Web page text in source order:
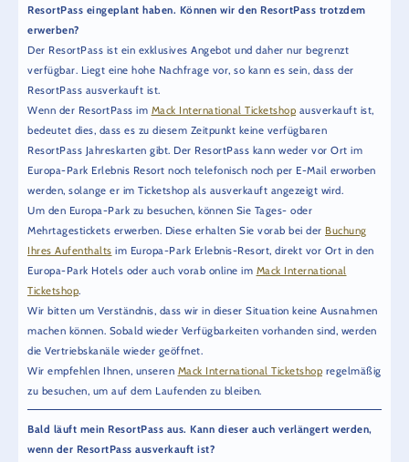
ResortPass eingeplant haben. Können wir den ResortPass trotzdem
erwerben?
Der ResortPass ist ein exklusives Angebot und daher nur begrenzt
verfügbar. Liegt eine hohe Nachfrage vor, so kann es sein, dass der
ResortPass ausverkauft ist.
Wenn der ResortPass im Mack International Ticketshop ausverkauft ist,
bedeutet dies, dass es zu diesem Zeitpunkt keine verfügbaren
ResortPass Jahreskarten gibt. Der ResortPass kann weder vor Ort im
Europa-Park Erlebnis Resort noch telefonisch noch per E-Mail erworben
werden, solange er im Ticketshop als ausverkauft angezeigt wird.
Um den Europa-Park zu besuchen, können Sie Tages- oder
Mehrtagestickets erwerben. Diese erhalten Sie vorab bei der Buchung
Ihres Aufenthalts im Europa-Park Erlebnis-Resort, direkt vor Ort in den
Europa-Park Hotels oder auch vorab online im Mack International
Ticketshop.
Wir bitten um Verständnis, dass wir in dieser Situation keine Ausnahmen
machen können. Sobald wieder Verfügbarkeiten vorhanden sind, werden
die Vertriebskanäle wieder geöffnet.
Wir empfehlen Ihnen, unseren Mack International Ticketshop regelmäßig
zu besuchen, um auf dem Laufenden zu bleiben.
Bald läuft mein ResortPass aus. Kann dieser auch verlängert werden,
wenn der ResortPass ausverkauft ist?